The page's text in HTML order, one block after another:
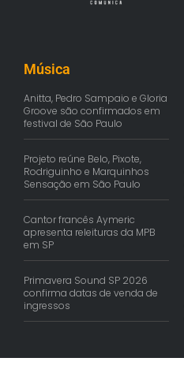
Música
Anitta, Pedro Sampaio e Gloria
Groove são confirmados em
festival de São Paulo
Projeto reúne Belo, Pixote,
Rodriguinho e Marquinhos
Sensação em São Paulo
Cantor francês Aymeric
apresenta releituras da MPB
em SP
Primavera Sound SP 2026
confirma datas de venda de
ingressos